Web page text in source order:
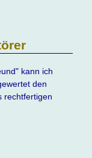
kann ich
den
rechtfertigen